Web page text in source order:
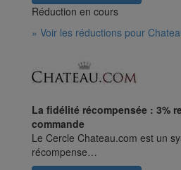
Réduction en cours
» Voir les réductions pour
La fidélité récompensée : 3%
commande
Le Cercle Chateau.com est un
récompense…